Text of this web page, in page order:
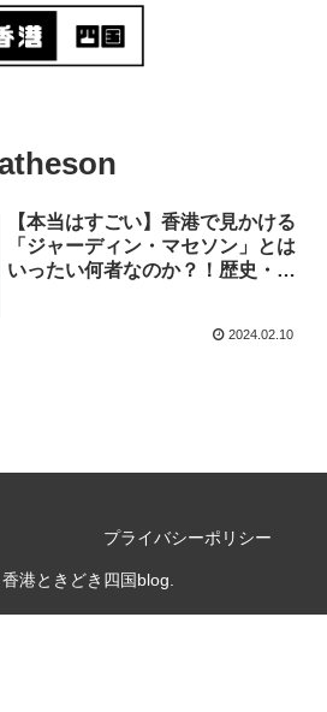
【本当はすごい】香港で見かける
「ジャーディン・マセソン」とは
いったい何者なのか？！歴史・経
2024.02.10
プライバシーポリシー
港ときどき四国blog.